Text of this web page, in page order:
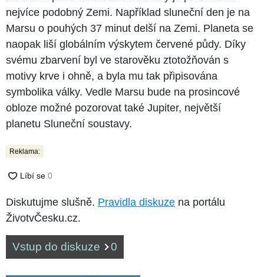
nejvíce podobný Zemi. Například sluneční den je na
Marsu o pouhých 37 minut delší na Zemi. Planeta se
naopak liší globálním výskytem červené půdy. Díky
svému zbarvení byl ve starověku ztotožňován s
motivy krve i ohně, a byla mu tak připisována
symbolika války. Vedle Marsu bude na prosincové
obloze možné pozorovat také Jupiter, největší
planetu Sluneční soustavy.
Reklama:
Diskutujme slušně. Pravidla diskuze na portálu
ŽivotvČesku.cz.
Vstup do diskuze 0